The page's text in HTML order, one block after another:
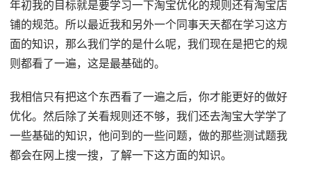
年初我的目标就是要学习一下淘宝优化的规则还有淘宝店
铺的规范。所以最近我和另外一个同事天天都在学习这方
面的知识，那么我们学的是什么呢，我们现在是把它的规
则都看了一遍，这是最基础的。
我相信只有把这个东西看了一遍之后，你才能更好的做好
优化。然后除了关看规则还不够，我们还去淘宝大学学了
一些基础的知识，他问到的一些问题，做的那些测试题我
都会在网上搜一搜，了解一下这方面的知识。